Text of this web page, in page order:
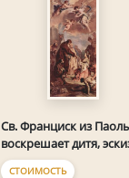
Св. Франциск из
воскрешает дитя,
СТОИМОСТЬ